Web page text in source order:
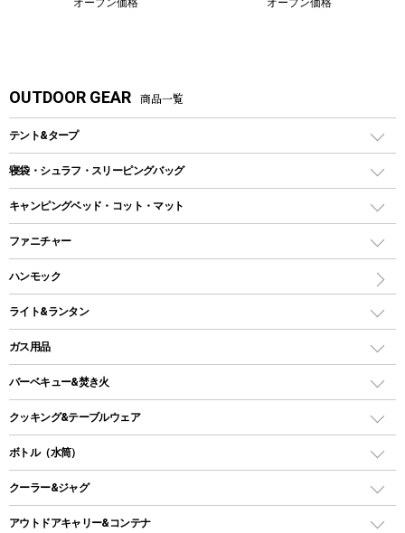
OUTDOOR GEAR 商品一覧
テント&タープ
テント
ツールームテント
ワンポールテント
シェルターテント
ロッジ型・オリジナルテント
タープ
スクエアタープ（レクタタープ）
メッシュタープ
自立式タープ
寝袋・シュラフ・スリーピングバッグ
レクタングラー型（封筒型）シュラフ
インナーシュラフ
キャンピングベッド・コット・マット
キャンピングベッド・コット
インフレータブルマット
ファニチャー
アウトドアテーブル
レジャーシート
ハンモック
ライト&ランタン
LEDランタン
ガスランタン
オイルランタン
LEDライト
ヘッドライト
キャンドル
ガス用品
ガスバーナー
ガス缶
ガストーチ、ライター
バーベキュー&焚き火
バーベキューコンロ、グリル
焚き火台タイプ（ロースタイル）グリル
卓上タイプグリル
パーティータイプグリル
クッキング&テーブルウェア
ダッチオーブン
ホットサンドメーカー
ボトル（水筒）
ステンレスボトル
クーラー&ジャグ
クーラーボックス
アウトドアキャリー&コンテナ